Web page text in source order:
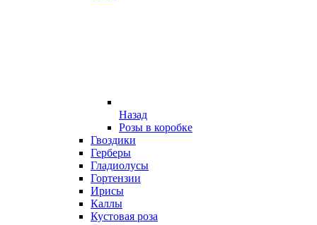
Назад
Розы в коробке
Гвоздики
Герберы
Гладиолусы
Гортензии
Ирисы
Каллы
Кустовая роза